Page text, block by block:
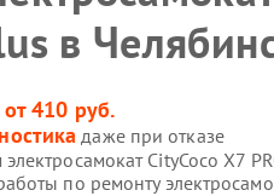
в
от 410 руб.
даже при отказе
CityCoco X7
по ремонту